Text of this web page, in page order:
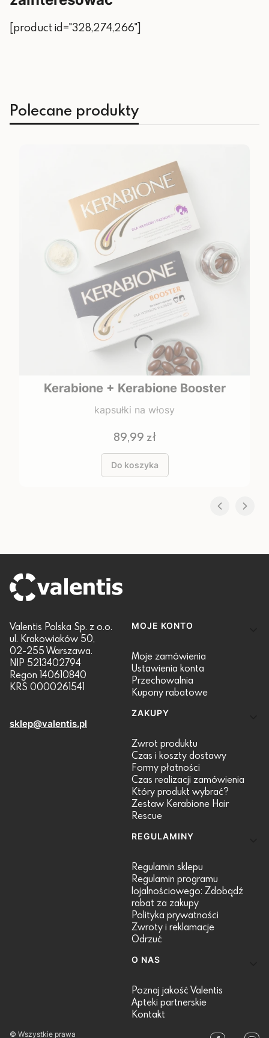
[product id="328,274,266"]
Polecane produkty
Kerabione + Kerabione Booster
kapsułki na włosy
Cena
89,99 zł
Do koszyka
Valentis Polska Sp. z o.o.
ul. Krakowiaków 50,
02-255 Warszawa.
NIP 5213402794
Regon 140610840
KRS 0000261541
sklep@valentis.pl
Linki w stopce
MOJE KONTO
Moje zamówienia
Ustawienia konta
Przechowalnia
Kupony rabatowe
ZAKUPY
Zwrot produktu
Czas i koszty dostawy
Formy płatności
Czas realizacji zamówienia
Który produkt wybrać?
Zestaw Kerabione Hair
Rescue
REGULAMINY
Regulamin sklepu
Regulamin programu
lojalnościowego: Zdobądź
rabat za zakupy
Polityka prywatności
Zwroty i reklamacje
Odrzuć
O NAS
Poznaj jakość Valentis
Apteki partnerskie
Kontakt
© Wszystkie prawa